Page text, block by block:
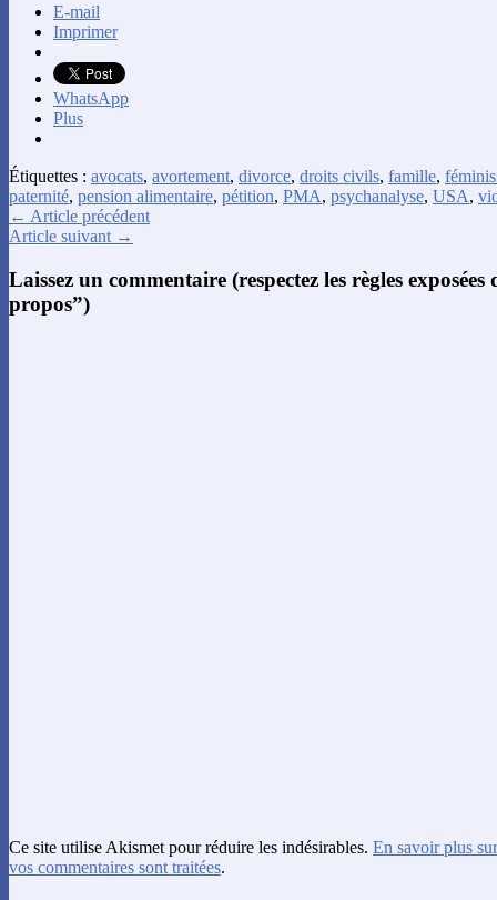
E-mail
Imprimer
WhatsApp
Plus
Étiquettes : avocats, avortement, divorce, droits civils, famille,
paternité, pension alimentaire, pétition, PMA, psychanalyse, USA,
← Article précédent
Article suivant →
Laissez un commentaire (respectez les règles
propos”)
Ce site utilise Akismet pour réduire les indésirables. En savoir plus
vos commentaires sont traitées.